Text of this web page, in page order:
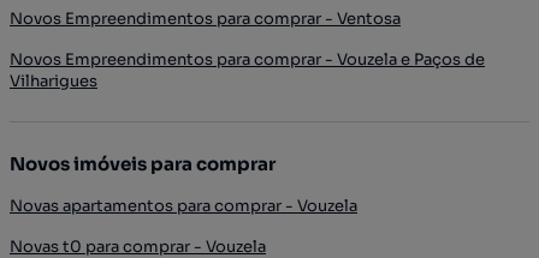
Novos Empreendimentos para comprar - Ventosa
Novos Empreendimentos para comprar - Vouzela e Paços de
Vilharigues
Novos imóveis para comprar
Novas apartamentos para comprar - Vouzela
Novas t0 para comprar - Vouzela